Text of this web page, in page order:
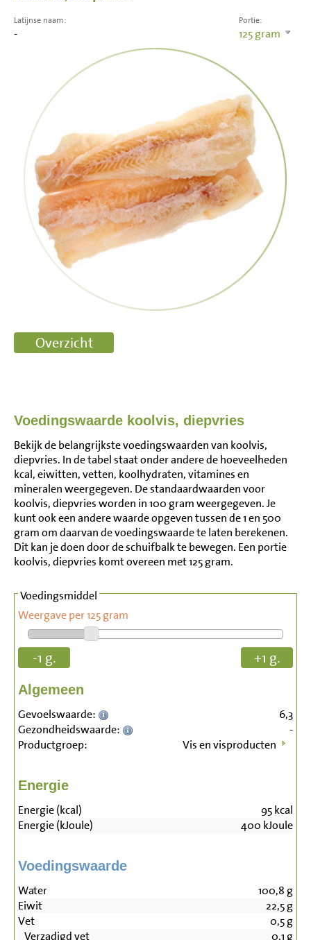
Portie:
125gram
Latijnse naam:
-
Voedingswaarde koolvis, diepvries
Bekijk de belangrijkste voedingswaarden van koolvis,
diepvries. In de tabel staat onder andere de hoeveelheden
kcal, eiwitten, vetten, koolhydraten, vitamines en
mineralen weergegeven. De standaardwaarden voor
koolvis, diepvries worden in 100 gram weergegeven. Je
kunt ook een andere waarde opgeven tussen de 1 en 500
gram om daarvan de voedingswaarde te laten berekenen.
Dit kan je doen door de schuifbalk te bewegen. Een portie
koolvis, diepvries komt overeen met 125 gram.
Voedingsmiddel
Weergave per 125 gram
-1 g. +1 g.
Algemeen
Gevoelswaarde:
6,3
Gezondheidswaarde:
-
Productgroep:
Vis en visproducten
Energie
Energie (kcal) 95kcal
Energie (kJoule)
400 kJoule
Voedingswaarde
Water 100,8 g
Eiwit
22,5g
Vet
0,5g
Verzadigd vet
0,1 g